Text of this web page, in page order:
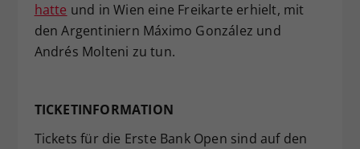
hatte und in Wien eine Freikarte erhielt, mit
den Argentiniern Máximo González und
Andrés Molteni zu tun.
TICKETINFORMATION
Tickets für die Erste Bank Open sind auf den